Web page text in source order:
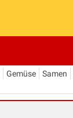
Gemüse Samen